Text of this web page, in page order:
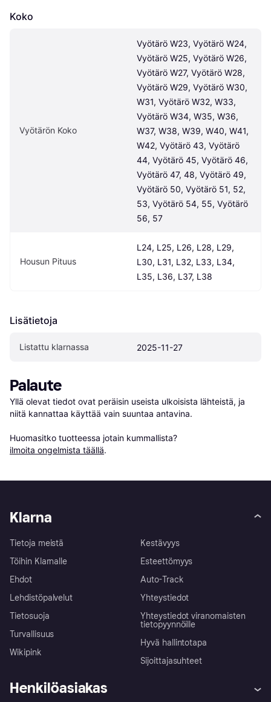
Koko
Vyötärön Koko
Vyötärö W23, Vyötärö W24,
Vyötärö W25, Vyötärö W26,
Vyötärö W27, Vyötärö W28,
Vyötärö W29, Vyötärö W30,
W31, Vyötärö W32, W33,
Vyötärö W34, W35, W36,
W37, W38, W39, W40, W41,
W42, Vyötärö 43, Vyötärö
44, Vyötärö 45, Vyötärö 46,
Vyötärö 47, 48, Vyötärö 49,
Vyötärö 50, Vyötärö 51, 52,
53, Vyötärö 54, 55, Vyötärö
56, 57
Housun Pituus
L24, L25, L26, L28, L29,
L30, L31, L32, L33, L34,
L35, L36, L37, L38
Lisätietoja
Listattu klarnassa 2025-11-27
Palaute
Yllä olevat tiedot ovat peräisin useista ulkoisista lähteistä, ja
niitä kannattaa käyttää vain suuntaa antavina.
Huomasitko tuotteessa jotain kummallista?
ilmoita ongelmista täällä.
Klarna
Tietoja meistä
Töihin Klarnalle
Ehdot
Lehdistöpalvelut
Tietosuoja
Turvallisuus
Wikipink
Kestävyys
Esteettömyys
Auto-Track
Yhteystiedot
Yhteystiedot viranomaisten
tietopyynnöille
Hyvä hallintotapa
Sijoittajasuhteet
Henkilöasiakas